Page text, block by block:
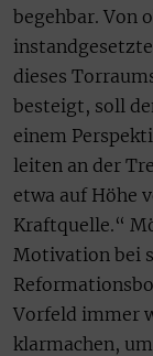
begehbar. Von
dieses
besteigt, soll
einem
leiten an der
etwa auf Höhe
Kraftquelle.“
Motivation bei
Vorfeld immer
klarmachen,